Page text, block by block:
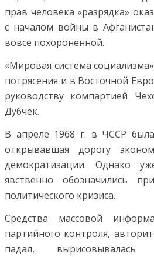
прав человека «разрядка»
с началом войны в
вовсе похороненной.
«Мировая система
потрясения и в Восточной
руководству компартией
Дубчек.
В апреле 1968 г. в ЧССР
открывавшая дорогу
демократизации. Однако
явственно обозначились
политического кризиса.
Средства массовой
партийного контроля,
падал, вырисовывалась